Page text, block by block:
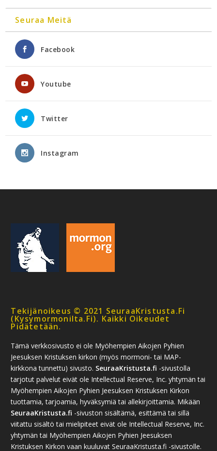
Seuraa Meitä
Facebook
Youtube
Twitter
Instagram
Tekijänoikeus © 2021 SeuraaKristusta.fi
(kysymormonilta.fi). Kaikki Oikeudet
Pidätetään.
Tämä verkkosivusto ei ole Myöhempien Aikojen Pyhien
Jeesuksen Kristuksen kirkon (myös mormoni- tai MAP-
kirkkona tunnettu) sivusto. SeuraaKristusta.fi -sivustolla
tarjotut palvelut eivät ole Intellectual Reserve, Inc. yhtymän tai
Myöhempien Aikojen Pyhien Jeesuksen Kristuksen Kirkon
tuottamia, tarjoamia, hyväksymiä tai allekirjoittamia. Mikään
SeuraaKristusta.fi -sivuston sisältämä, esittämä tai sillä
viitattu sisältö tai mielipiteet eivät ole Intellectual Reserve, Inc.
yhtymän tai Myöhempien Aikojen Pyhien Jeesuksen
Kristuksen Kirkon vaan kuuluvat SeuraaKristusta.fi -sivustolle.